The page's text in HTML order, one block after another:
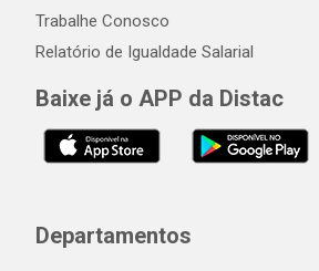
Trabalhe Conosco
Relatório de Igualdade Salarial
Baixe já o APP da Distac
Departamentos